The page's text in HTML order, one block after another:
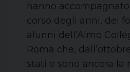
hanno
corso degli anni, dei
alunni dell’Almo
Roma che,
stati e sono ancora la